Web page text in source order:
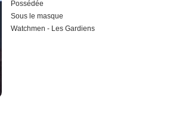
Possédée
Sous le masque
Watchmen - Les Gardiens